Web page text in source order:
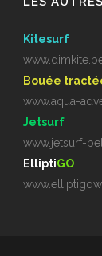
Kitesurf
Bouée
www.aqua-
Jetsurf
www.jetsurf-
ElliptiGO